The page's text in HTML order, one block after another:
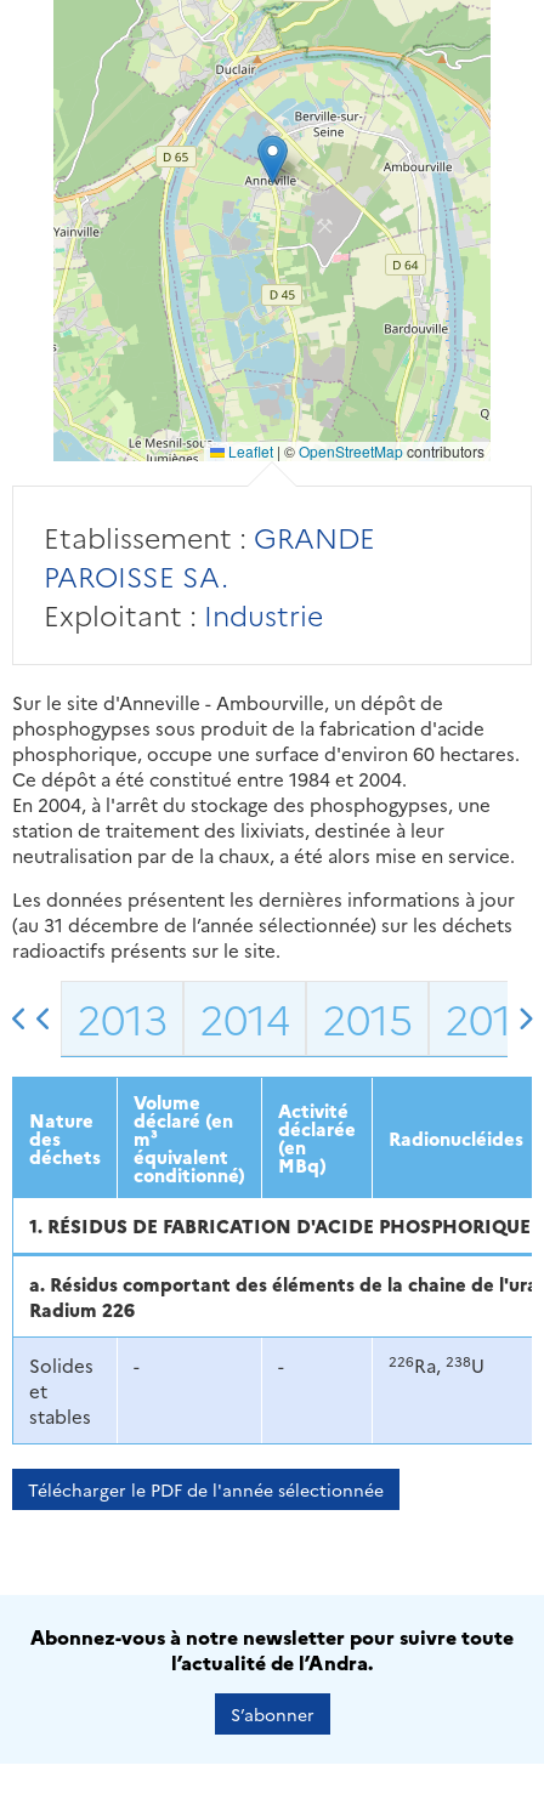
Leaflet | ©OpenStreetMapcontributors
Etablissement : GRANDE
PAROISSE SA.
Exploitant : Industrie
Sur le site d'Anneville - Ambourville, un dépôt de
phosphogypses sous produit de la fabrication d'acide
phosphorique, occupe une surface d'environ 60 hectares.
Ce dépôt a été constitué entre 1984 et 2004.
En 2004, à l'arrêt du stockage des phosphogypses, une
station de traitement des lixiviats, destinée à leur
neutralisation par de la chaux, a été alors mise en service.
Les données présentent les dernières informations à jour
(au 31 décembre de l’année sélectionnée) sur les déchets
radioactifs présents sur le site.
2013 2014 2015 2016
Nature
des
déchets
Volume
déclaré (en
m³
équivalent
conditionné)
Activité
déclarée
(en
MBq)
Radionucléides
1. RÉSIDUS DE FABRICATION D'ACIDE PHOSPHORIQUE
a. Résidus comportant des éléments de la chaine de
Radium 226
Solides
et
stables
- - 226Ra, 238U
Télécharger le PDF de l'année sélectionnée
Abonnez-vous à notre newsletter pour suivre toute
l’actualité de l’Andra.
S’abonner